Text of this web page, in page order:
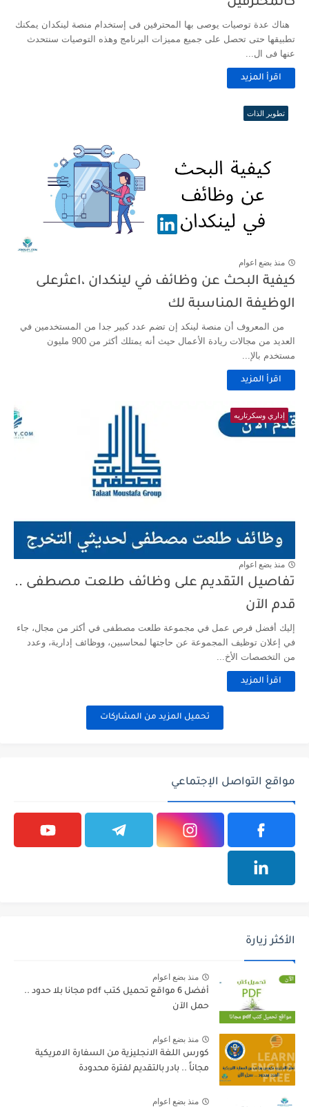
هناك عدة توصيات يوصى بها المحترفين فى إستخدام منصة لينكدان يمكنك
تطبيقها حتى تحصل على جميع مميزات البرنامج وهذه التوصيات سنتحدث
عنها فى ال...
اقرأ المزيد
تطوير الذات
منذ بضع اعوام
كيفية البحث عن وظائف في لينكدان ،اعثرعلى
الوظيفة المناسبة لك
من المعروف أن منصة لينكد إن تضم عدد كبير جدا من المستخدمين في
العديد من مجالات ريادة الأعمال حيث أنه يمتلك أكثر من 900 مليون
مستخدم بالإ...
اقرأ المزيد
إداري وسكرتاريه
منذ بضع اعوام
تفاصيل التقديم على وظائف طلعت مصطفى ..
قدم الآن
إليك أفضل فرص عمل في مجموعة طلعت مصطفى في أكثر من مجال، جاء
في إعلان توظيف المجموعة عن حاجتها لمحاسبين، ووظائف إدارية، وعدد
من التخصصات الأخ...
اقرأ المزيد
تحميل المزيد من المشاركات
مواقع التواصل الإجتماعي
الأكثر زيارة
منذ بضع اعوام
أفضل 6 مواقع تحميل كتب pdf مجانا بلا حدود ..
حمل الآن
منذ بضع اعوام
كورس اللغة الانجليزية من السفارة الامريكية
مجاناً .. بادر بالتقديم لفترة محدودة
منذ بضع اعوام